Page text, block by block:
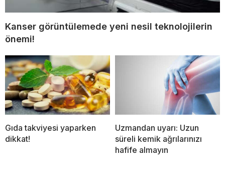
Kanser görüntülemede yeni nesil teknolojilerin
önemi!
Gıda takviyesi yaparken
dikkat!
Uzmandan uyarı: Uzun
süreli kemik ağrılarınızı
hafife almayın